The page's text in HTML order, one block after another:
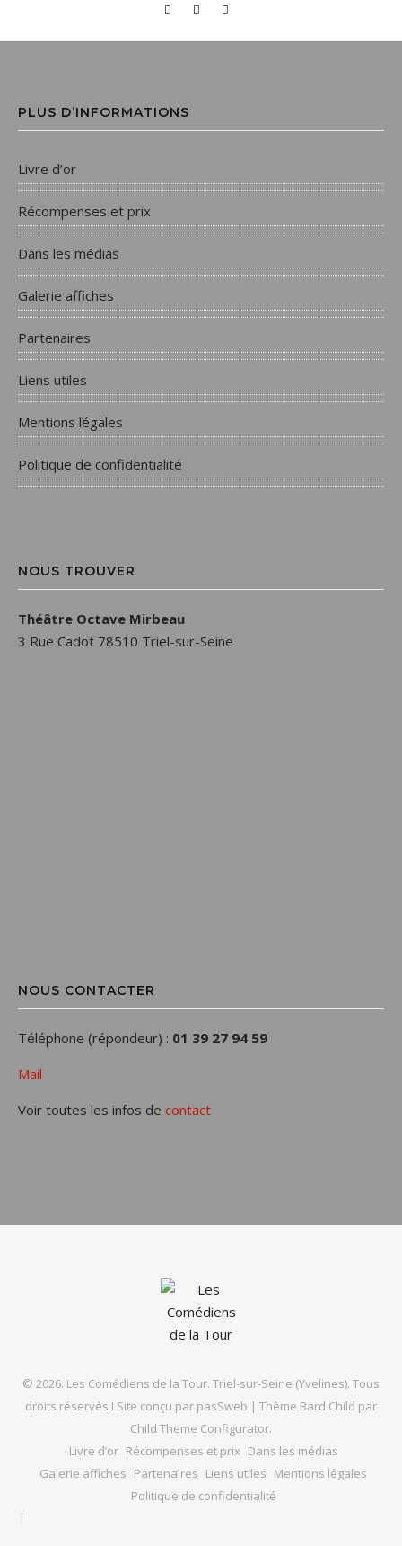
PLUS D’INFORMATIONS
Livre d’or
Récompenses et prix
Dans les médias
Galerie affiches
Partenaires
Liens utiles
Mentions légales
Politique de confidentialité
NOUS TROUVER
Théâtre Octave Mirbeau
3 Rue Cadot 78510 Triel-sur-Seine
NOUS CONTACTER
Téléphone (répondeur) : 01 39 27 94 59
Mail
Voir toutes les infos de contact
© 2026. Les Comédiens de la Tour. Triel-sur-Seine (Yvelines). Tous
droits réservés I Site conçu par pasSweb | Thème Bard Child par
Child Theme Configurator.
Livre d’or Récompenses et prix Dans les médias
Galerie affiches Partenaires Liens utiles Mentions légales
Politique de confidentialité